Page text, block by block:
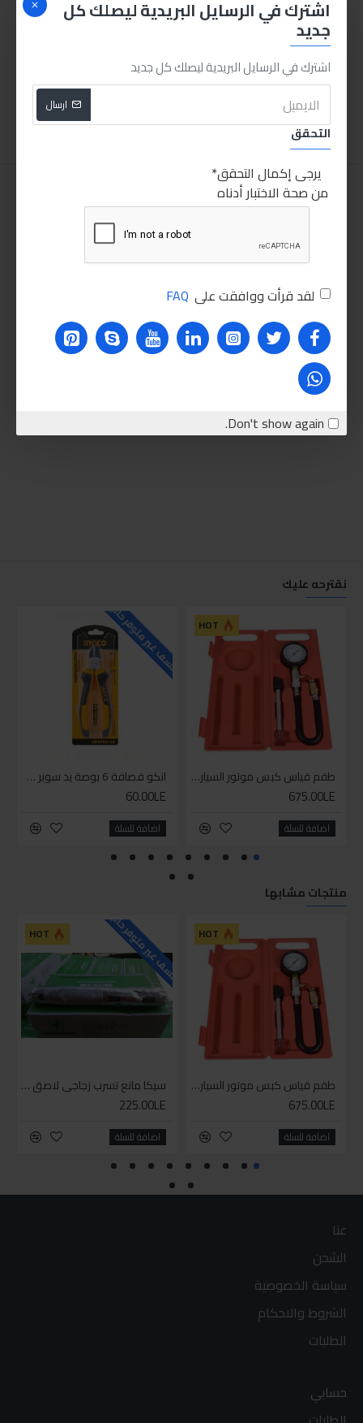
اشترك في الرسايل البريدية ليصلك كل
جديد
اشترك في الرسايل البريدية ليصلك كل جديد
ارسال
التحقق
يرجى إكمال التحقق
من صحة الاختبار أدناه
لقد قرأت ووافقت على FAQ
Don't show again.
طقم صلب معجون صاج 4 قطع
30.00LE
اضافة للسلة
30.00LE
نقترحه عليك
HOT
طقم قياس كبس موتور السياره 3 ق
675.00LE
اضافة للسلة
للاسف غير متوفر حاليا
انكو قصافة 6 بوصة يد سوبر وان
60.00LE
اضافة للسلة
منتجات مشابها
HOT
طقم قياس كبس موتور السياره 3 ق
675.00LE
اضافة للسلة
HOT للاسف غير متوفر حاليا
سيكا مانع تسرب زجاجي لاصق اسود 600 مل
225.00LE
اضافة للسلة
عنا
الشحن
سياسة الخصوصية
الشروط والاحكام
الطلبات
حسابي